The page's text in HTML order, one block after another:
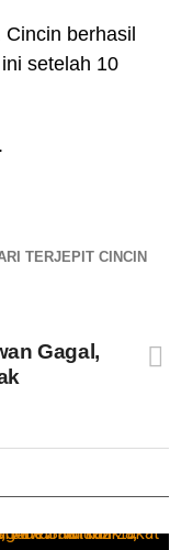
berhasil
setelah 10
TERJEPIT CINCIN
Gagal,